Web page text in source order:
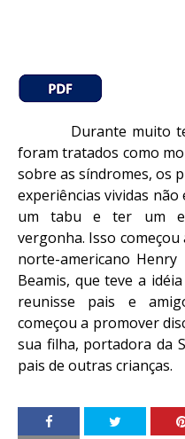
Durante muito
foram tratados como
sobre as síndromes, os
experiências vividas
um tabu e ter um
vergonha. Isso começou
norte-americano
Beamis, que teve a
reunisse pais e
começou a promover
sua filha, portadora da
pais de outras crianças.